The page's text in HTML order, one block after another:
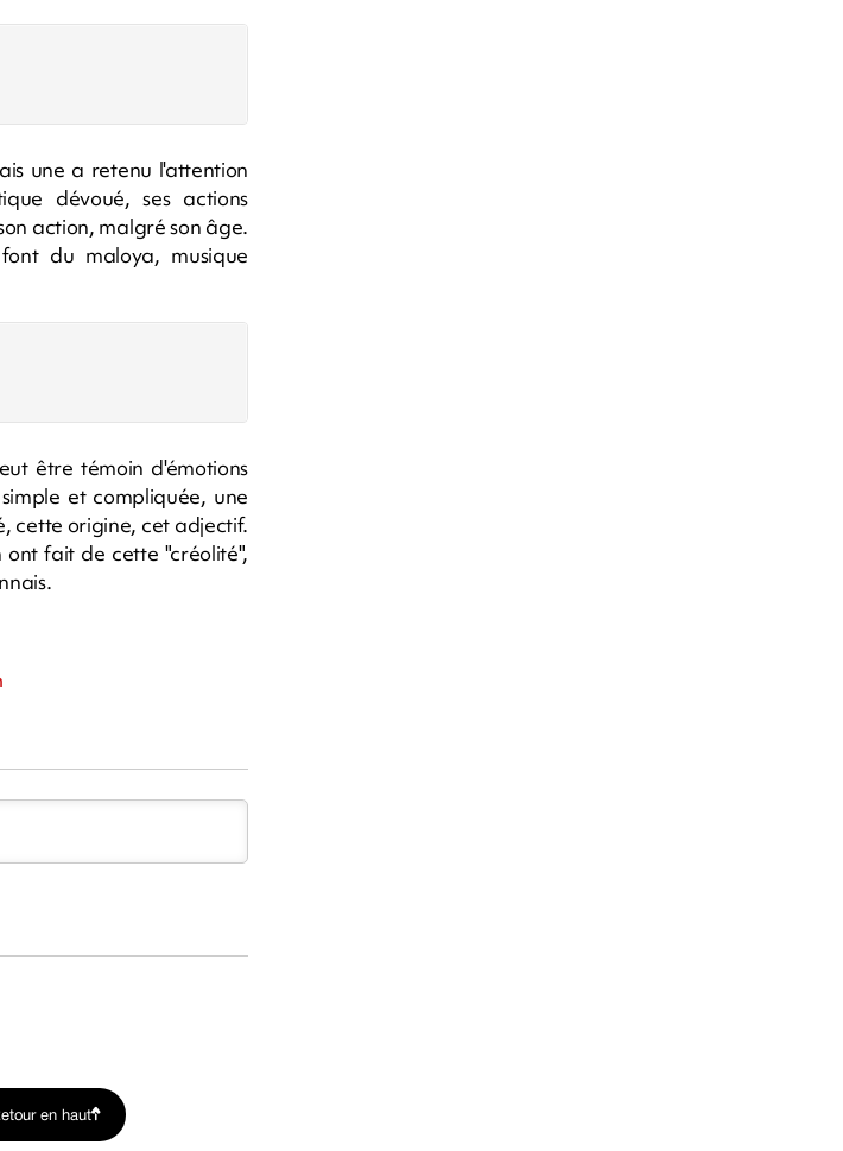
une a retenu l'attention
dévoué, ses actions
action, malgré son âge.
du maloya, musique
être témoin d'émotions
et compliquée, une
cette origine, cet adjectif.
fait de cette "créolité",
en haut